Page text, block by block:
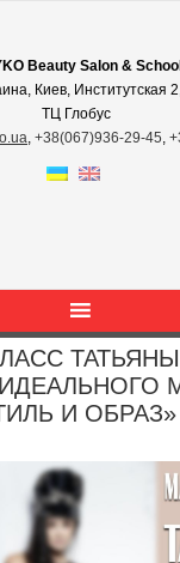
Beauty Salon & School
Киев, Институтская
ТЦ Глобус
, +38(067)936‑29‑45,
И ОБРАЗ»